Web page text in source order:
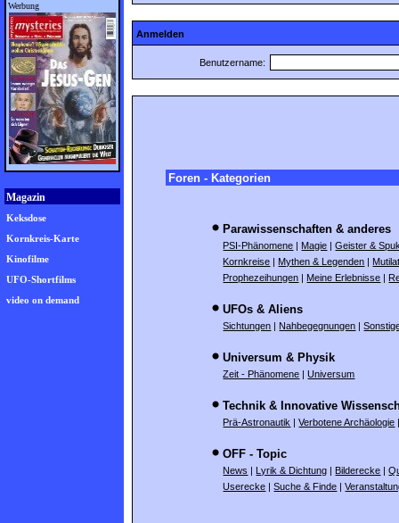
Werbung
Magazin
Keksdose
Kornkreis-Karte
Kinofilme
UFO-Shortfilms
video on demand
Anmelden
Benutzername:
Foren - Kategorien
Parawissenschaften & anderes
PSI-Phänomene |Magie |Geister &
Kornkreise |Mythen & Legenden |
Prophezeihungen |Meine Erlebnisse |
UFOs & Aliens
Sichtungen |Nahbegegnungen |
Universum & Physik
Zeit - Phänomene |Universum
Technik & Innovative
Prä-Astronautik |Verbotene Archäologie
OFF - Topic
News |Lyrik & Dichtung |Bilderecke |
Userecke |Suche & Finde |